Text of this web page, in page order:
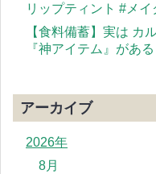
リップティント #メ
【食料備蓄】実は カ
『神アイテム』がある
アーカイブ
2026年
8月